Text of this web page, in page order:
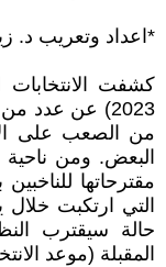
*اعداد وتعريب د.
2023) عن عدد
من الصعب على
البعض. ومن
مقترحاتها
حالة سيقترب
المقبلة (موعد الانتخابات